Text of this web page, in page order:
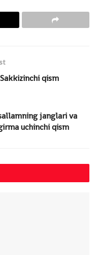
qism
janglari va
uchinchi qism